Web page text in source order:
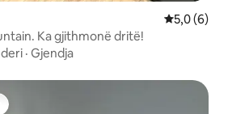
Vlerësimi
5,0 (6)
Ka gjithmonë dritë!
· Gjendja